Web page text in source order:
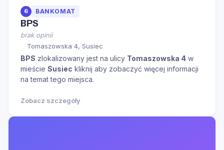
6 BANKOMAT
BPS
brak opinii
Tomaszowska 4, Susiec
BPS zlokalizowany jest na ulicy Tomaszowska 4 w
mieście Susiec kliknij aby zobaczyć więcej informacji
na temat tego miejsca.
Zobacz szczegóły